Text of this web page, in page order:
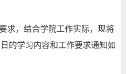
求，结合学院工作实际，现将
的学习内容和工作要求通知如